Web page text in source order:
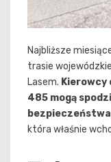
Najbliższe
trasie
Lasem. Kierowcy
485 mogą
bezpieczeństwa
która właśnie